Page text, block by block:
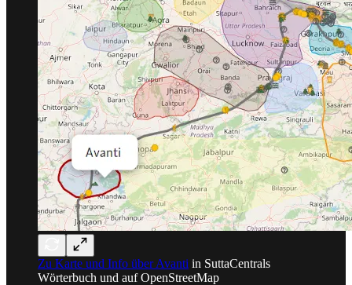
Zu Karte und Info über Avanti in SuttaCentrals
Wörterbuch und auf OpenStreetMap